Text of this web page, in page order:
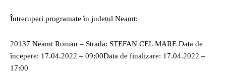
Întreruperi programate în județul Neamț:
20137 Neamt Roman – Strada: STEFAN CEL MARE Data de
începere: 17.04.2022 – 09:00Data de finalizare: 17.04.2022 –
17:00